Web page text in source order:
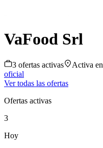
VaFood Srl
3 ofertas activas Activa en
oficial
Ver todas las ofertas
Ofertas activas
3
Hoy